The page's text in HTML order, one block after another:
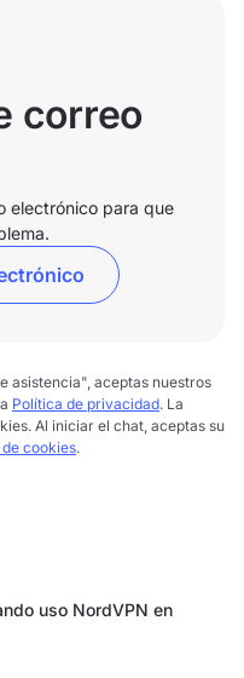
correo
electrónico para que
asistencia", aceptas nuestros
Política de privacidad. La
Al iniciar el chat, aceptas su
cookies.
uso NordVPN en